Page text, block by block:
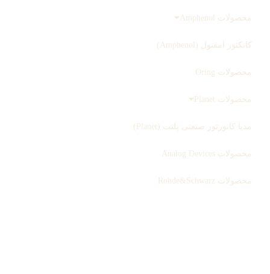
محصولات Amphenol
کانکتور امفنول (Amphenol)
محصولات Oring
محصولات Planet
مدیا کانورتور صنعتی پلنت (Planet)
محصولات Analog Devices
محصولات Rohde&Schwarz